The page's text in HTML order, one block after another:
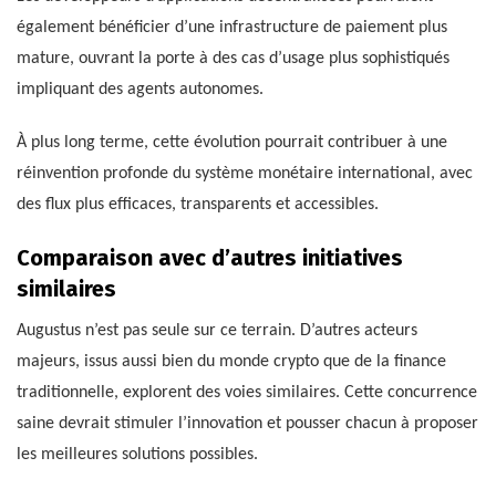
également bénéficier d’une infrastructure de paiement plus
mature, ouvrant la porte à des cas d’usage plus sophistiqués
impliquant des agents autonomes.
À plus long terme, cette évolution pourrait contribuer à une
réinvention profonde du système monétaire international, avec
des flux plus efficaces, transparents et accessibles.
Comparaison avec d’autres initiatives
similaires
Augustus n’est pas seule sur ce terrain. D’autres acteurs
majeurs, issus aussi bien du monde crypto que de la finance
traditionnelle, explorent des voies similaires. Cette concurrence
saine devrait stimuler l’innovation et pousser chacun à proposer
les meilleures solutions possibles.